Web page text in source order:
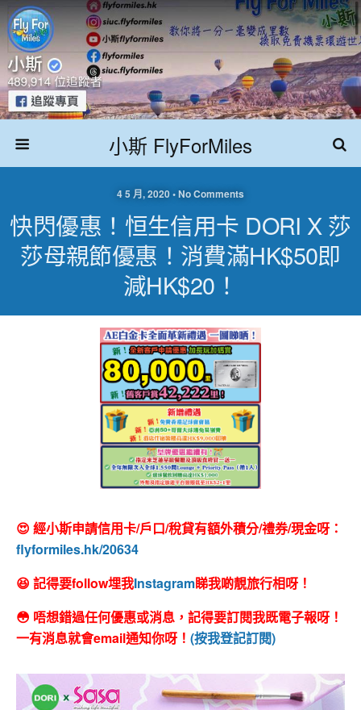
小斯 FlyForMiles
4 5 月, 2020 • No Comments
快閃優惠！恒生信用卡 DORI X 莎
莎母親節優惠！消費滿HK$50即
減HK$20！
😍 經小斯申請信用卡/戶口/稅貸有額外積分/禮券/現金呀：
flyformiles.hk/20634
😆 記得要follow埋我Instagram睇我啲靚旅行相呀！
😳 唔想錯過任何優惠或消息，記得要訂閱我既電子報呀！
一有消息就會email通知你呀！ (按我登記訂閱)